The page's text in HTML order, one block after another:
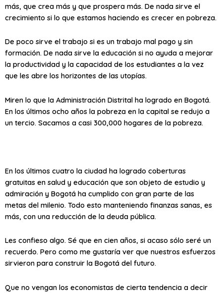
más, que crea más y que prospera más. De nada sirve el
crecimiento si lo que estamos haciendo es crecer en pobreza.
De poco sirve el trabajo si es un trabajo mal pago y sin
formación. De nada sirve la educación si no ayuda a mejorar
la productividad y la capacidad de los estudiantes a la vez
que les abre los horizontes de las utopías.
Miren lo que la Administración Distrital ha logrado en Bogotá.
En los últimos ocho años la pobreza en la capital se redujo a
un tercio. Sacamos a casi 300,000 hogares de la pobreza.
En los últimos cuatro la ciudad ha logrado coberturas
gratuitas en salud y educación que son objeto de estudio y
admiración y Bogotá ha cumplido con gran parte de las
metas del milenio. Todo esto manteniendo finanzas sanas, es
más, con una reducción de la deuda pública.
Les confieso algo. Sé que en cien años, si acaso sólo seré un
recuerdo. Pero como me gustaría ver que nuestros esfuerzos
sirvieron para construir la Bogotá del futuro.
Que no vengan los economistas de cierta tendencia a decir